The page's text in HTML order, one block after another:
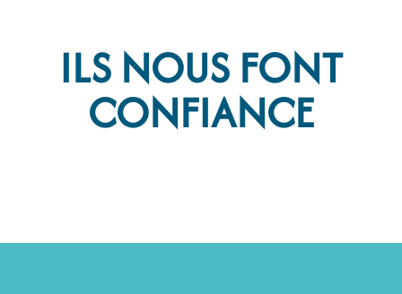
ILS NOUS FONT
CONFIANCE